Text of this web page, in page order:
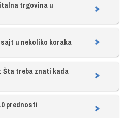
trgovina u
u nekoliko koraka
treba znati kada
prednosti